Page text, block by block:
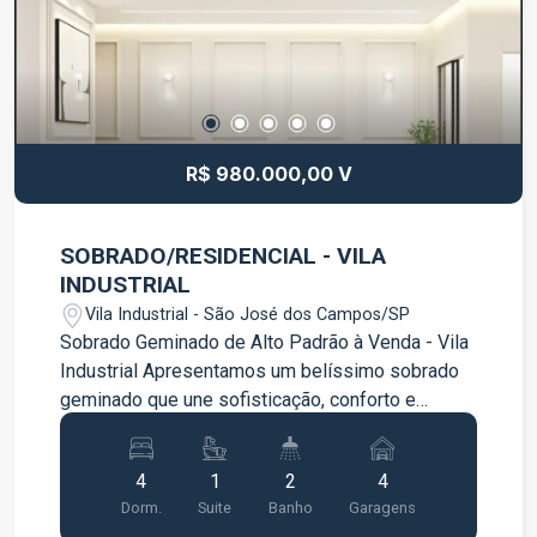
quem deseja morar com conforto, praticidade e
acesso a uma infraestrutura completa. Entre em
contato para mais informações ou agende uma
visita.
R$ 980.000,00 V
SOBRADO/RESIDENCIAL - VILA
INDUSTRIAL
Vila Industrial - São José dos Campos/SP
Sobrado Geminado de Alto Padrão à Venda - Vila
Industrial Apresentamos um belíssimo sobrado
geminado que une sofisticação, conforto e
acabamento impecável. Projetado com materiais
de alta qualidade e design moderno, é ideal para
quem busca exclusividade, praticidade e
qualidade de vida em uma excelente localização.
4
Dorm.
1
Suite
2
Banho
4
Garagens